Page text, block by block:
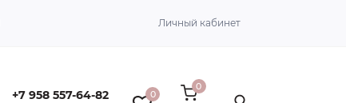
Личный кабинет
+7 958 557-64-82 0
0